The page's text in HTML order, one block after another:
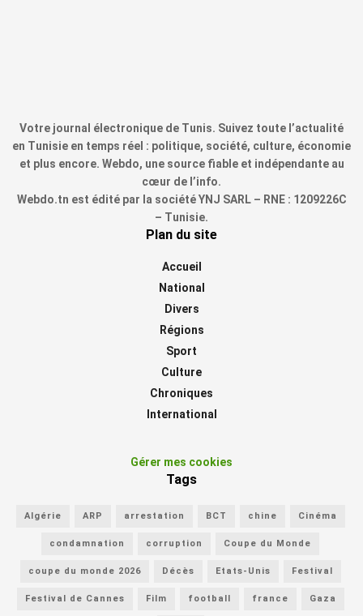
Votre journal électronique de Tunis. Suivez toute l’actualité
en Tunisie en temps réel : politique, société, culture, économie
et plus encore. Webdo, une source fiable et indépendante au
cœur de l’info.
Webdo.tn est édité par la société YNJ SARL – RNE : 1209226C
– Tunisie.
Plan du site
Accueil
National
Divers
Régions
Sport
Culture
Chroniques
International
Gérer mes cookies
Tags
Algérie ARP arrestation BCT chine Cinéma
condamnation corruption Coupe du Monde
coupe du monde 2026 Décès Etats-Unis Festival
Festival de Cannes Film football france Gaza